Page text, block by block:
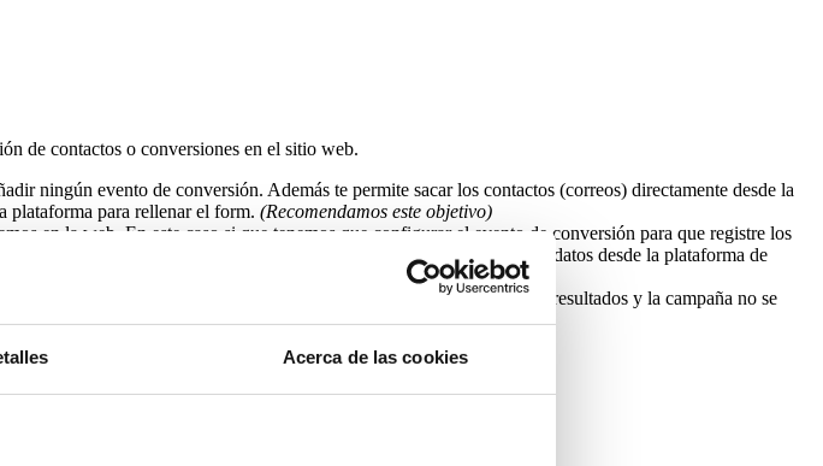
Acerca de las cookies
de contactos o conversiones en el sitio web.
ningún evento de conversión. Además te permite sacar los contactos (correos) directamente desde la
plataforma para rellenar el form. (Recomendamos este objetivo)
en la web. En este caso si que tenemos que configurar el evento de conversión para que registre los
eso puede generar rechazo. Con esta opción no puedes descargar los datos desde la plataforma de
recomiendo ninguno de estos objetivos ya que no se pueden medir los resultados y la campaña no se
se optimice por los clics en el enlace.
antiguos, dirigirnos a públicos de terceros.